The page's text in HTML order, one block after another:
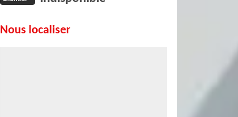
Nous localiser